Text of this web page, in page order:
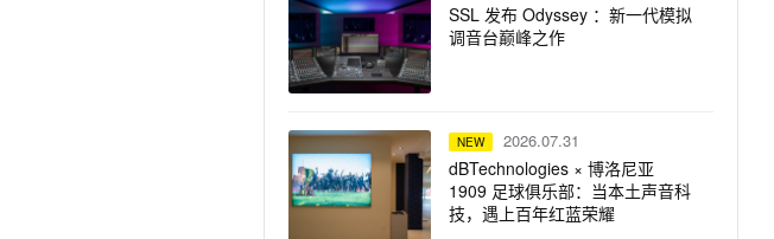
SSL 发布 Odyssey ：新一代模拟
调音台巅峰之作
NEW 2026.07.31
dBTechnologies × 博洛尼亚
1909 足球俱乐部：当本土声音科
技，遇上百年红蓝荣耀